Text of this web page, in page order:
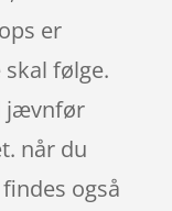
er
følge.
jævnfør
når du
også